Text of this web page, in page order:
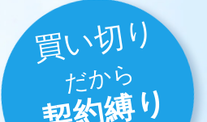
買い切り
だから
契約縛り